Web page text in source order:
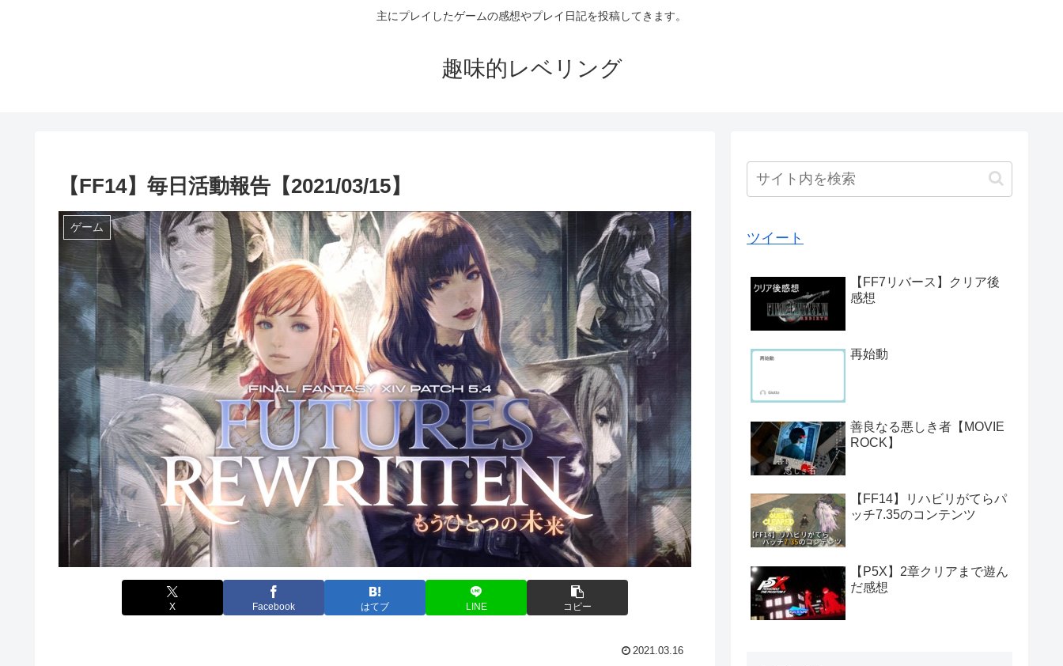
主にプレイしたゲームの感想やプレイ日記を投稿してきます。
趣味的レベリング
【FF14】毎日活動報告【2021/03/15】
ゲーム
X Facebook はてブ LINE コピー
2021.03.16
ツイート
【FF7リバース】クリア後
感想
再始動
善良なる悪しき者【MOVIE
ROCK】
【FF14】リハビリがてらパ
ッチ7.35のコンテンツ
【P5X】2章クリアまで遊ん
だ感想